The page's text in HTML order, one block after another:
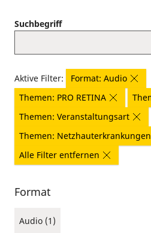
Suchbegriff
Aktive Filter:
Format: Audio
Themen: PRO RETINA
Themen: Veranstaltungsart
Themen: Netzhauterkrankungen
Alle Filter entfernen
Format
Audio (1)